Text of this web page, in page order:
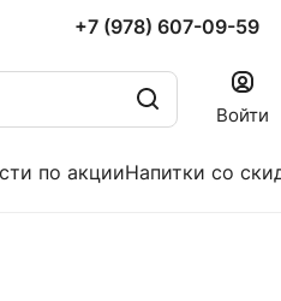
+7 (978) 607-09-59
Войти
по акцииНапитки со